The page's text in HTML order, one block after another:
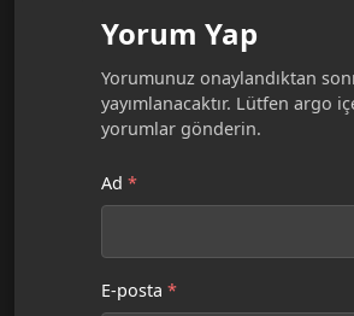
Yorum Yap
Yorumunuz onaylandıktan
yayımlanacaktır. Lütfen argo
yorumlar gönderin.
Ad *
E-posta *